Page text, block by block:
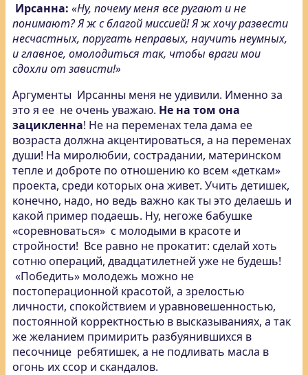
Ирсанна: «Ну, почему меня все ругают и не
понимают? Я ж с благой миссией! Я ж хочу развести
несчастных, поругать неправых, научить неумных,
и главное, омолодиться так, чтобы враги мои
сдохли от зависти!»
Аргументы Ирсанны меня не удивили. Именно за
это я ее не очень уважаю. Не на том она
зацикленна! Не на переменах тела дама ее
возраста должна акцентироваться, а на переменах
души! На миролюбии, сострадании, материнском
тепле и доброте по отношению ко всем «деткам»
проекта, среди которых она живет. Учить детишек,
конечно, надо, но ведь важно как ты это делаешь и
какой пример подаешь. Ну, негоже бабушке
«соревноваться» с молодыми в красоте и
стройности! Все равно не прокатит: сделай хоть
сотню операций, двадцатилетней уже не будешь!
«Победить» молодежь можно не
постоперационной красотой, а зрелостью
личности, спокойствием и уравновешенностью,
постоянной корректностью в высказываниях, а так
же желанием примирить разбуянившихся в
песочнице ребятишек, а не подливать масла в
огонь их ссор и скандалов.